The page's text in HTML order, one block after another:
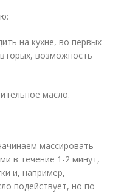
на кухне, во первых -
возможность
масло.
массировать
в течение 1-2 минут,
и, например,
подействует, но по